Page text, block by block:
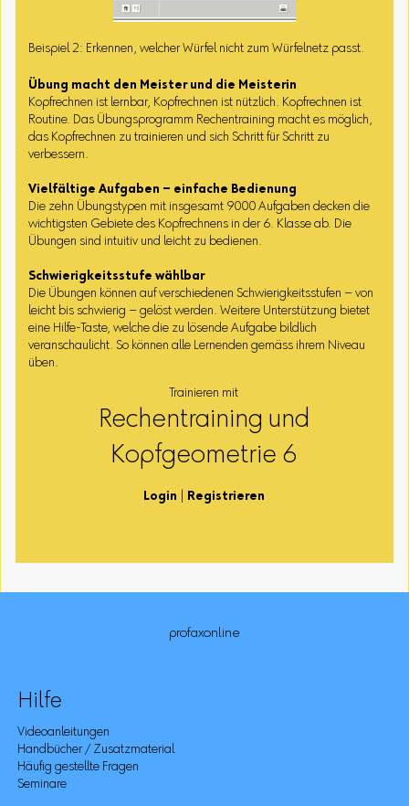
Beispiel 2: Erkennen, welcher Würfel nicht zum Würfelnetz passt.
Übung macht den Meister und die Meisterin
Kopfrechnen ist lernbar, Kopfrechnen ist nützlich. Kopfrechnen ist
Routine. Das Übungsprogramm Rechentraining macht es möglich,
das Kopfrechnen zu trainieren und sich Schritt für Schritt zu
verbessern.
Vielfältige Aufgaben – einfache Bedienung
Die zehn Übungstypen mit insgesamt 9000 Aufgaben decken die
wichtigsten Gebiete des Kopfrechnens in der 6. Klasse ab. Die
Übungen sind intuitiv und leicht zu bedienen.
Schwierigkeitsstufe wählbar
Die Übungen können auf verschiedenen Schwierigkeitsstufen – von
leicht bis schwierig – gelöst werden. Weitere Unterstützung bietet
eine Hilfe-Taste, welche die zu lösende Aufgabe bildlich
veranschaulicht. So können alle Lernenden gemäss ihrem Niveau
üben.
Trainieren mit
Rechentraining und
Kopfgeometrie 6
Login Registrieren
profaxonline
Hilfe
Videoanleitungen
Handbücher / Zusatzmaterial
Häufig gestellte Fragen
Seminare